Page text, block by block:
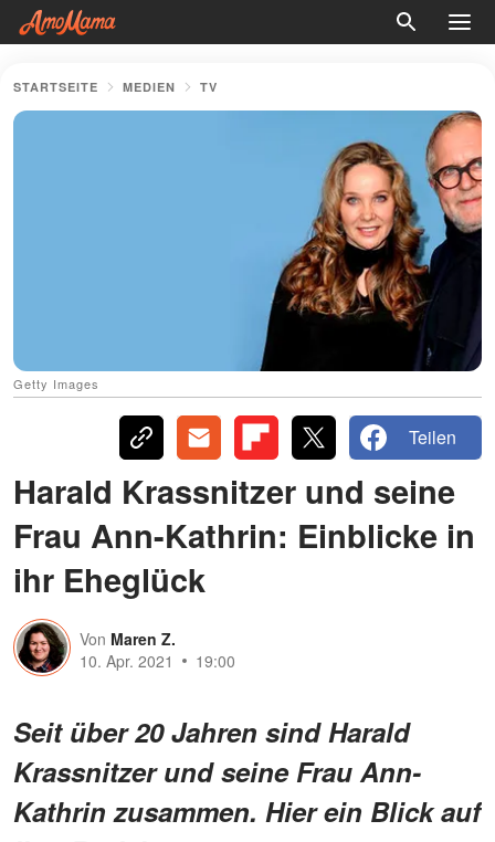
STARTSEITE MEDIEN TV
Getty Images
Teilen
Harald Krassnitzer und seine
Frau Ann-Kathrin: Einblicke in
ihr Eheglück
Von Maren Z.
10. Apr. 2021
19:00
Seit über 20 Jahren sind Harald
Krassnitzer und seine Frau Ann-
Kathrin zusammen. Hier ein Blick auf